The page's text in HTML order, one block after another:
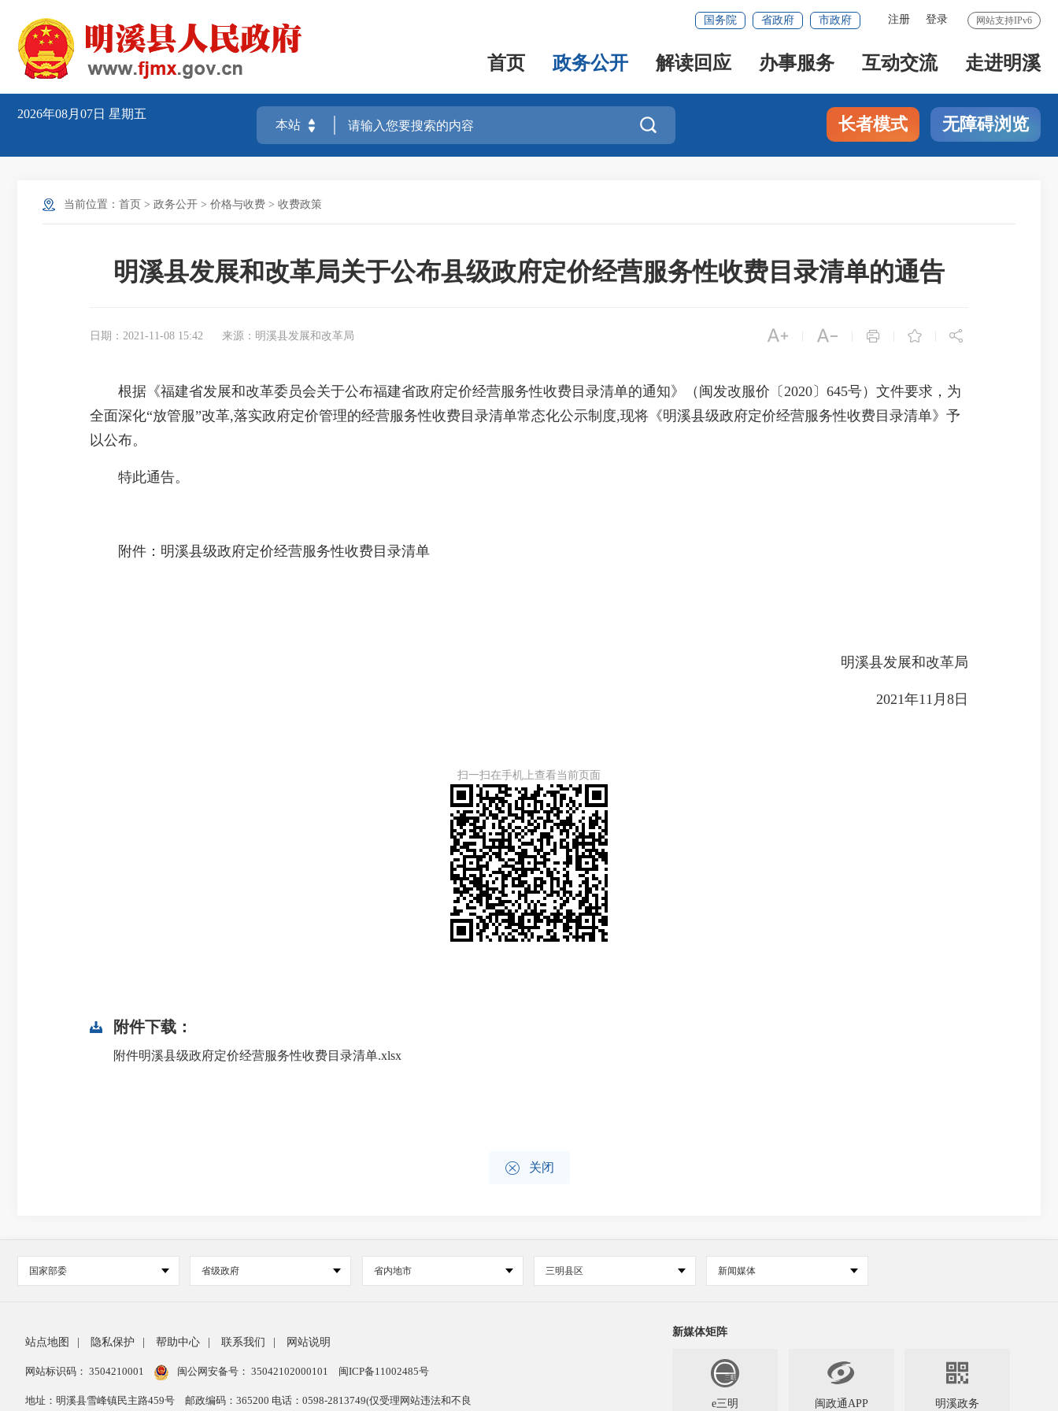
网站支持IPv6
注册 登录
国务院 省政府 市政府
首页 政务公开 解读回应 办事服务 互动交流 走进明溪
2026年08月07日 星期五
 长者模式 无障碍浏览
当前位置： 首页 > 政务公开 > 价格与收费 > 收费政策
明溪县发展和改革局关于公布县级政府定价经营服务性收费目录清单的通告
日期：2021-11-08 15:42 来源：明溪县发展和改革局     
根据《福建省发展和改革委员会关于公布福建省政府定价经营服务性收费目录清单的通知》（闽发改服价〔2020〕645号）文件要求，为
全面深化“放管服”改革,落实政府定价管理的经营服务性收费目录清单常态化公示制度,现将《明溪县级政府定价经营服务性收费目录清单》予
以公布。
特此通告。
附件：明溪县级政府定价经营服务性收费目录清单
明溪县发展和改革局
2021年11月8日
扫一扫在手机上查看当前页面
附件下载：
附件明溪县级政府定价经营服务性收费目录清单.xlsx
 关闭
国家部委 省级政府 省内地市 三明县区 新闻媒体
站点地图 隐私保护 帮助中心 联系我们 网站说明
网站标识码： 3504210001 闽公网安备号： 35042102000101 闽ICP备11002485号
地址：明溪县雪峰镇民主路459号 邮政编码：365200 电话：0598-2813749(仅受理网站违法和不良
新媒体矩阵
e三明

闽政通APP

明溪政务